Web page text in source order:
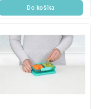
Do košíka